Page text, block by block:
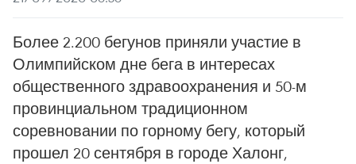
Более 2.200 бегунов приняли участие в
Олимпийском дне бега в интересах
общественного здравоохранения и 50-м
провинциальном традиционном
соревновании по горному бегу, который
прошел 20 сентября в городе Халонг,